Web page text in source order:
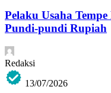
Pelaku Usaha
Pundi-pundi Rupiah
Redaksi
13/07/2026